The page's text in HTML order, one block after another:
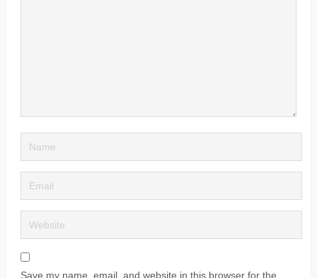
Save my name, email, and website in this browser for the